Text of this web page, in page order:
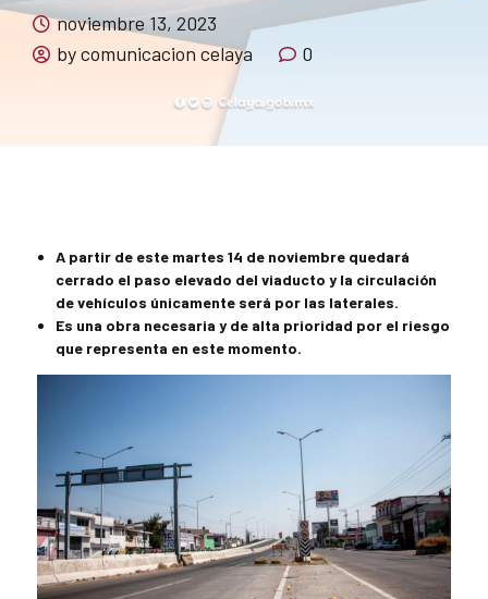
noviembre 13, 2023
by comunicacion celaya
0
A partir de este martes 14 de noviembre quedará
cerrado el paso elevado del viaducto y la circulación
de vehículos únicamente será por las laterales.
Es una obra necesaria y de alta prioridad por el riesgo
que representa en este momento.